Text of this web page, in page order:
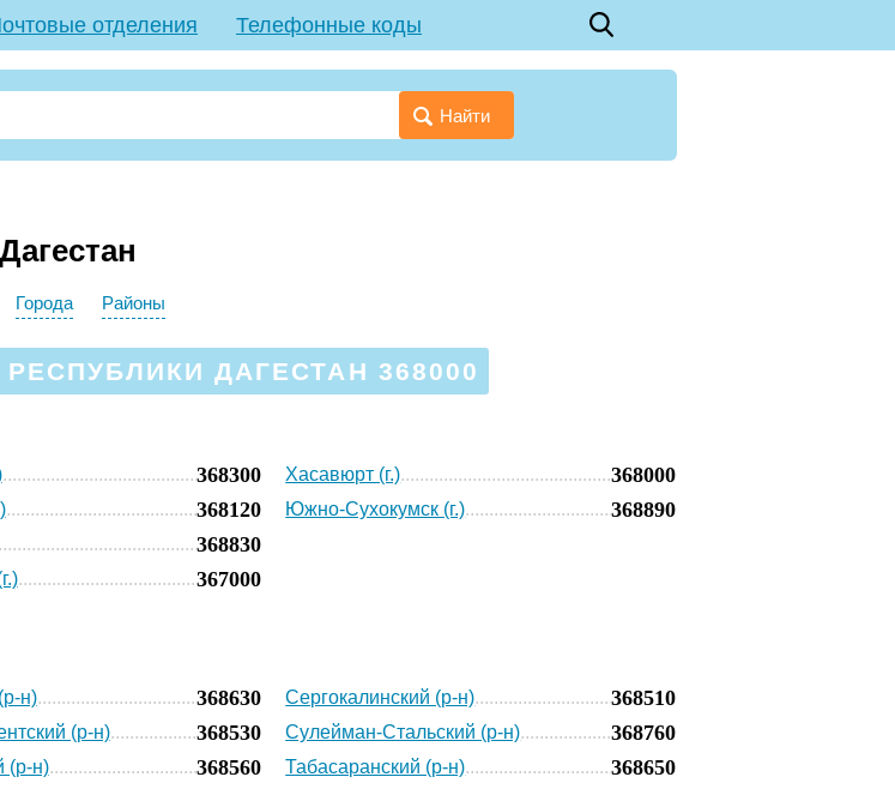
отделения Телефонные коды
Найти
Города Районы
ДАГЕСТАН 368000
368300
368120
368830
367000
Хасавюрт (г.) 368000
Южно-Сухокумск (г.) 368890
н) 368630
(р-н) 368530
(р-н) 368560
Сергокалинский (р-н) 368510
Сулейман-Стальский (р-н) 368760
Табасаранский (р-н) 368650